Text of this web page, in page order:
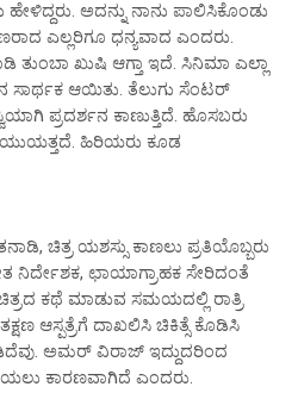
ಅದನ್ನು ನಾನು ಪಾಲಿಸಿಕೊಂಡು
ಎಲ್ಲರಿಗೂ ಧನ್ಯವಾದ ಎಂದರು.
ಖುಷಿ ಆಗ್ತಾ ಇದೆ. ಸಿನಿಮಾ‌ ಎಲ್ಲಾ
ಸಾರ್ಥಕ ಆಯಿತು. ತೆಲುಗು ಸೆಂಟರ್
ಪ್ರದರ್ಶನ ಕಾಣುತ್ತಿದೆ. ಹೊಸಬರು
ಹಿರಿಯರು ಕೂಡ
ಚಿತ್ರ ಯಶಸ್ಸು ಕಾಣಲು ಪ್ರತಿಯೊಬ್ಬರು‌‌‌‌
ನಿರ್ದೇಶಕ, ಛಾಯಾಗ್ರಾಹಕ ಸೇರಿದಂತೆ
ಕಥೆ ಮಾಡುವ ಸಮಯದಲ್ಲಿ ರಾತ್ರಿ
ಆಸ್ಪತ್ರೆಗೆ ದಾಖಲಿಸಿ‌ ಚಿಕಿತ್ಸೆ ಕೊಡಿಸಿ
ಅಮರ್ ವಿರಾಜ್ ಇದ್ದುದರಿಂದ
ಕಾರಣವಾಗಿದೆ ಎಂದರು.